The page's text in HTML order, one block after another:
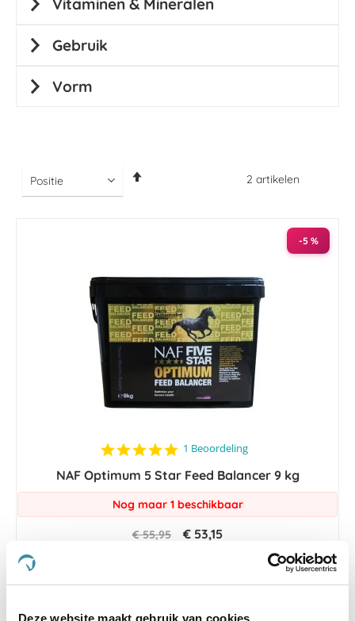
Deze website maakt gebruik van cookies
2 artikelen
-5 %
5.0
rating
1 Beoordeling
NAF Optimum 5 Star Feed Balancer 9 kg
Nog maar 1 beschikbaar
€ 55,95 € 53,15
Vitaminen & Mineralen
Gebruik
Vorm